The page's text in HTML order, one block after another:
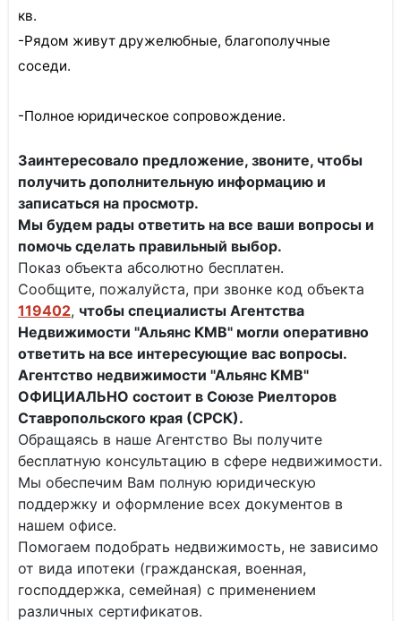
кв.
-Рядом живут дружелюбные, благополучные
соседи.
-Полное юридическое сопровождение.
Заинтересовало предложение, звоните, чтобы
получить дополнительную информацию и
записаться на просмотр.
Мы будем рады ответить на все ваши вопросы и
помочь сделать правильный выбор.
Показ объекта абсолютно бесплатен.
Сообщите, пожалуйста, при звонке код объекта
119402, чтобы специалисты Агентства
Недвижимости "Альянс КМВ" могли оперативно
ответить на все интересующие вас вопросы.
Агентство недвижимости "Альянс КМВ"
ОФИЦИАЛЬНО состоит в Союзе Риелторов
Ставропольского края (СРСК).
Обращаясь в наше Агентство Вы получите
бесплатную консультацию в сфере недвижимости.
Мы обеспечим Вам полную юридическую
поддержку и оформление всех документов в
нашем офисе.
Помогаем подобрать недвижимость, не зависимо
от вида ипотеки (гражданская, военная,
господдержка, семейная) с применением
различных сертификатов.